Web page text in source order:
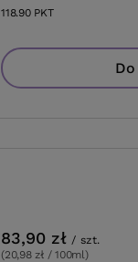
118.90PKTpunktów
83,90 zł / szt.
(20,98 zł / 100ml)